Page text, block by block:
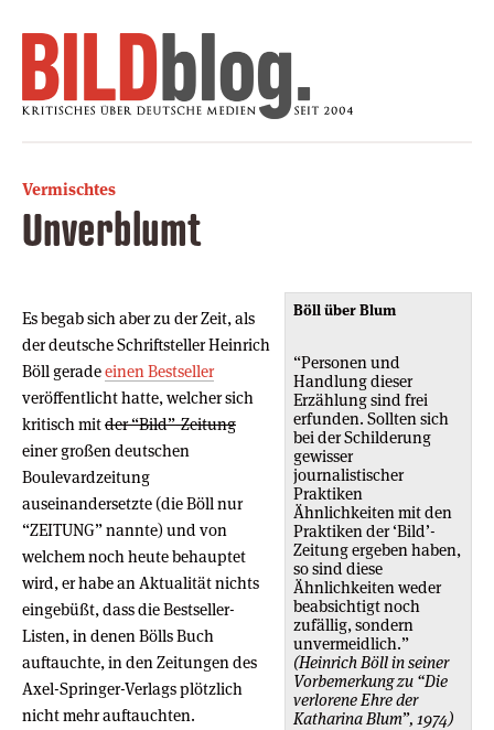
Vermischtes
Unverblumt
Böll über Blum
“Personen und
Handlung dieser
Erzählung sind frei
erfunden. Sollten sich
bei der Schilderung
gewisser
journalistischer
Praktiken
Ähnlichkeiten mit den
Praktiken der ‘Bild’-
Zeitung ergeben haben,
so sind diese
Ähnlichkeiten weder
beabsichtigt noch
zufällig, sondern
unvermeidlich.”
(Heinrich Böll in seiner
Vorbemerkung zu “Die
verlorene Ehre der
Katharina Blum”, 1974)
Es begab sich aber zu der Zeit, als
der deutsche Schriftsteller Heinrich
Böll geradeeinen Bestseller
veröffentlicht hatte, welcher sich
kritisch mitder “Bild”-Zeitung
einer großen deutschen
Boulevardzeitung
auseinandersetzte (die Böll nur
“ZEITUNG” nannte) und von
welchem noch heute behauptet
wird, er habe an Aktualität nichts
eingebüßt, dass die Bestseller-
Listen, in denen Bölls Buch
auftauchte, in den Zeitungen des
Axel-Springer-Verlags plötzlich
nicht mehr auftauchten.